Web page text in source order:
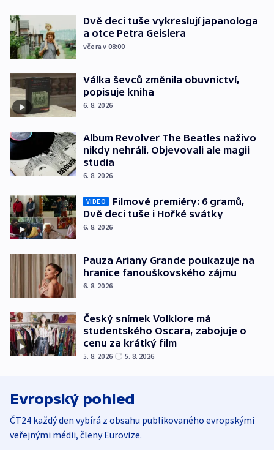
Dvě deci tuše vykreslují japanologa
a otce Petra Geislera
včera v 08:00
Válka ševců změnila obuvnictví,
popisuje kniha
6. 8. 2026
Album Revolver The Beatles naživo
nikdy nehráli. Objevovali ale magii
studia
6. 8. 2026
VIDEO
Filmové premiéry: 6 gramů,
Dvě deci tuše i Hořké svátky
6. 8. 2026
Pauza Ariany Grande poukazuje na
hranice fanouškovského zájmu
6. 8. 2026
Český snímek Volklore má
studentského Oscara, zabojuje o
cenu za krátký film
5. 8. 2026 5. 8. 2026
Evropský pohled
ČT24 každý den vybírá z obsahu publikovaného evropskými
veřejnými médii, členy Eurovize.